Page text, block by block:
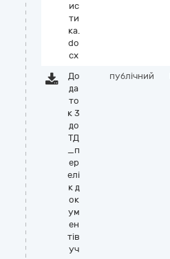
ис
ти
ка.
do
cx
До
да
то
к 3
до
ТД
_п
ер
елі
к д
ок
ум
ен
тів
уч
публічний